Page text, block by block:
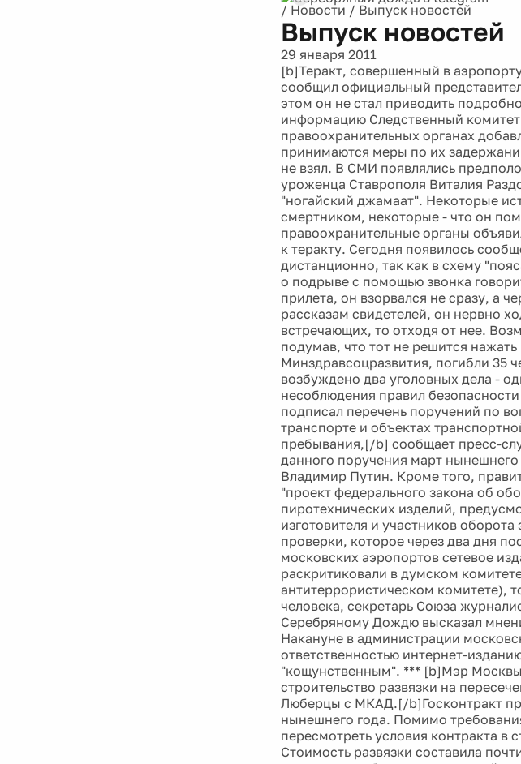
/ Новости / Выпуск новостей
Выпуск новостей
29 января 2011
[b]Теракт, совершенный в
сообщил официальный
этом он не стал приводить
информацию Следственный
правоохранительных органах
принимаются меры по их
не взял. В СМИ появлялись
уроженца Ставрополя Виталия
"ногайский джамаат". Некоторые
смертником, некоторые - что он
правоохранительные органы
к теракту. Сегодня появилось
дистанционно, так как в схему
о подрыве с помощью звонка
прилета, он взорвался не сразу, а
рассказам свидетелей, он нервно
встречающих, то отходя от нее.
подумав, что тот не решится
Минздравсоцразвития, погибли 35
возбуждено два уголовных дела -
несоблюдения правил
подписал перечень поручений по
транспорте и объектах
пребывания,[/b] сообщает пресс-
данного поручения март
Владимир Путин. Кроме того,
"проект федерального закона об
пиротехнических изделий,
изготовителя и участников
проверки, которое через два дня
московских аэропортов сетевое
раскритиковали в думском
антитеррористическом комитете),
человека, секретарь Союза
Серебряному Дождю высказал
Накануне в администрации
ответственностью интернет-
"кощунственным". *** [b]Мэр
строительство развязки на
Люберцы с МКАД.[/b]Госконтракт
нынешнего года. Помимо
пересмотреть условия контракта
Стоимость развязки составила